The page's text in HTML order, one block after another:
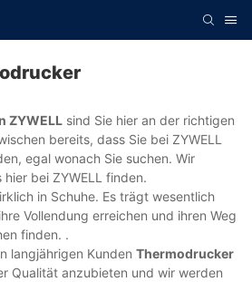
ZYWELL sind Sie hier an der richtigen
bereits, dass Sie bei ZYWELL
egal wonach Sie suchen. Wir
bei ZYWELL finden.
in Schuhe. Es trägt wesentlich
Vollendung erreichen und ihren Weg
finden. .
langjährigen Kunden Thermodrucker
Qualität anzubieten und wir werden